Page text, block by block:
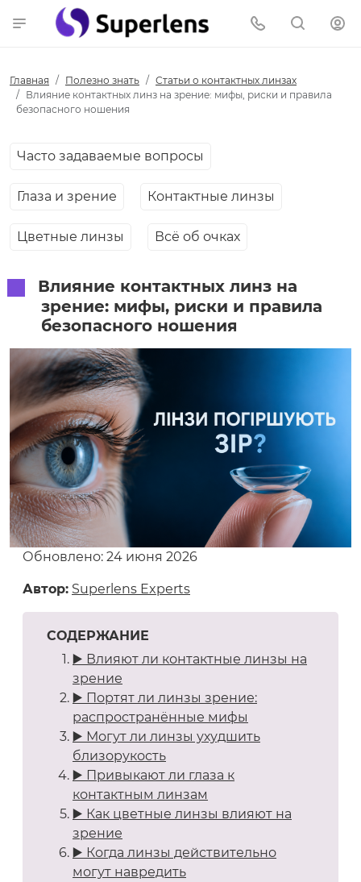
Главная Полезно знать
Статьи о контактных линзах
Влияние контактных линз на зрение: мифы, риски и правила
безопасного ношения
Часто задаваемые вопросы
Глаза и зрение Контактные линзы
Цветные линзы Всё об очках
Влияние контактных линз на
зрение: мифы, риски и правила
безопасного ношения
Обновлено: 24 июня 2026
Автор: Superlens Experts
СОДЕРЖАНИЕ
▶️ Влияют ли контактные линзы на
зрение
▶️ Портят ли линзы зрение:
распространённые мифы
▶️ Могут ли линзы ухудшить
близорукость
▶️ Привыкают ли глаза к
контактным линзам
▶️ Как цветные линзы влияют на
зрение
▶️ Когда линзы действительно
могут навредить